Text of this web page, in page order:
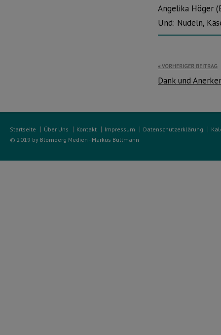
Angelika Höger
Und: Nudeln,
VORHERIGER BEITRAG
Dank und
Startseite Über Uns Kontakt Impressum Datenschutzerklärung
© 2019 by Blomberg Medien - Markus Bültmann